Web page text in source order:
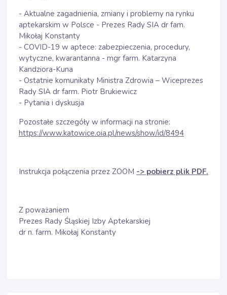
- Aktualne zagadnienia, zmiany i problemy na rynku
aptekarskim w Polsce - Prezes Rady SIA dr fam.
Mikołaj Konstanty
- COVID-19 w aptece: zabezpieczenia, procedury,
wytyczne, kwarantanna - mgr farm. Katarzyna
Kandziora-Kuna
- Ostatnie komunikaty Ministra Zdrowia – Wiceprezes
Rady SIA dr farm. Piotr Brukiewicz
- Pytania i dyskusja
Pozostałe szczegóły w informacji na stronie:
https://www.katowice.oia.pl/news/show/id/8494
Instrukcja połączenia przez ZOOM -> pobierz plik PDF.
Z poważaniem
Prezes Rady Śląskiej Izby Aptekarskiej
dr n. farm. Mikołaj Konstanty